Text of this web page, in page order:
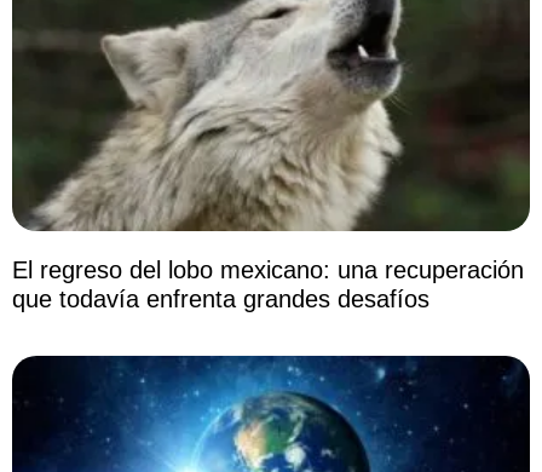
El regreso del lobo mexicano: una recuperación
que todavía enfrenta grandes desafíos